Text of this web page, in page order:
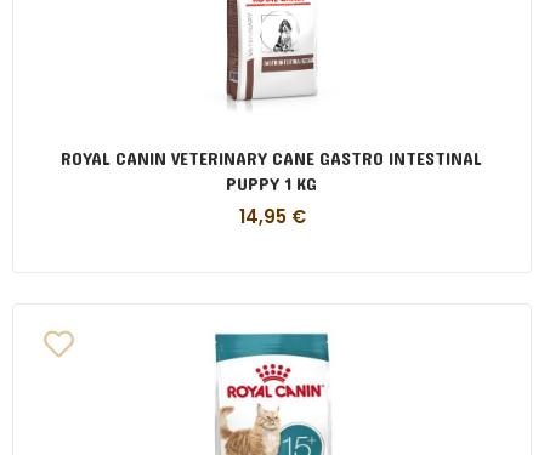
ROYAL CANIN VETERINARY CANE GASTRO INTESTINAL
PUPPY 1 KG
14,95 €